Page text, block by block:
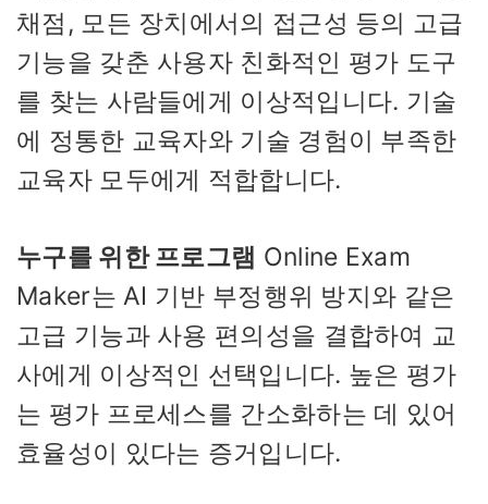
채점, 모든 장치에서의 접근성 등의 고급
기능을 갖춘 사용자 친화적인 평가 도구
를 찾는 사람들에게 이상적입니다. 기술
에 정통한 교육자와 기술 경험이 부족한
교육자 모두에게 적합합니다.
누구를 위한 프로그램 Online Exam
Maker는 AI 기반 부정행위 방지와 같은
고급 기능과 사용 편의성을 결합하여 교
사에게 이상적인 선택입니다. 높은 평가
는 평가 프로세스를 간소화하는 데 있어
효율성이 있다는 증거입니다.